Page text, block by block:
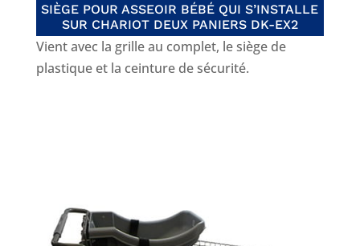
SIÈGE POUR ASSEOIR BÉBÉ QUI S’INSTALLE
SUR CHARIOT DEUX PANIERS DK-EX2
Vient avec la grille au complet, le siège de
plastique et la ceinture de sécurité.